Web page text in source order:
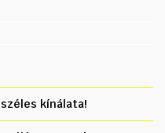
kínálata!